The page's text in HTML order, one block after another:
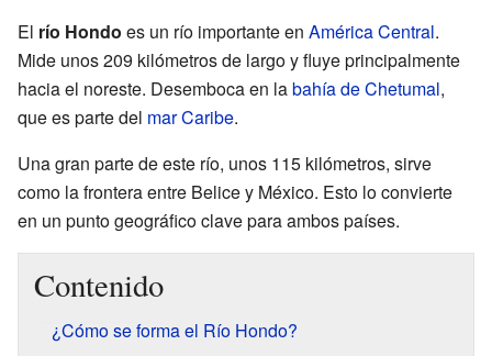
El río Hondo es un río importante en América Central.
Mide unos 209 kilómetros de largo y fluye principalmente
hacia el noreste. Desemboca en labahía de Chetumal,
que es parte del mar Caribe.
Una gran parte de este río, unos 115 kilómetros, sirve
como la frontera entre Belice y México. Esto lo convierte
en un punto geográfico clave para ambos países.
Contenido
¿Cómo se forma el Río Hondo?